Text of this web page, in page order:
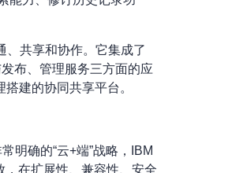
、共享和协作。它集成了
布、管理服务三方面的应
建的协同共享平台。
明确的“云+端”战略，IBM
，在扩展性、兼容性、安全